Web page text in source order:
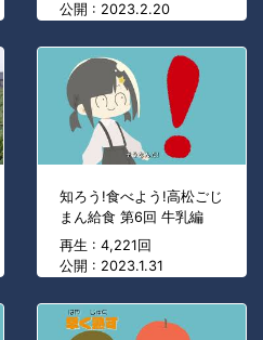
公開 : 2023.2.20
知ろう!食べよう!高松ごじ
まん給食 第6回 牛乳編
再生 : 4,221回
公開 : 2023.1.31